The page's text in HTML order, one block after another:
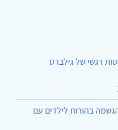
רגשי של גילברט
בהורות לילדים עם